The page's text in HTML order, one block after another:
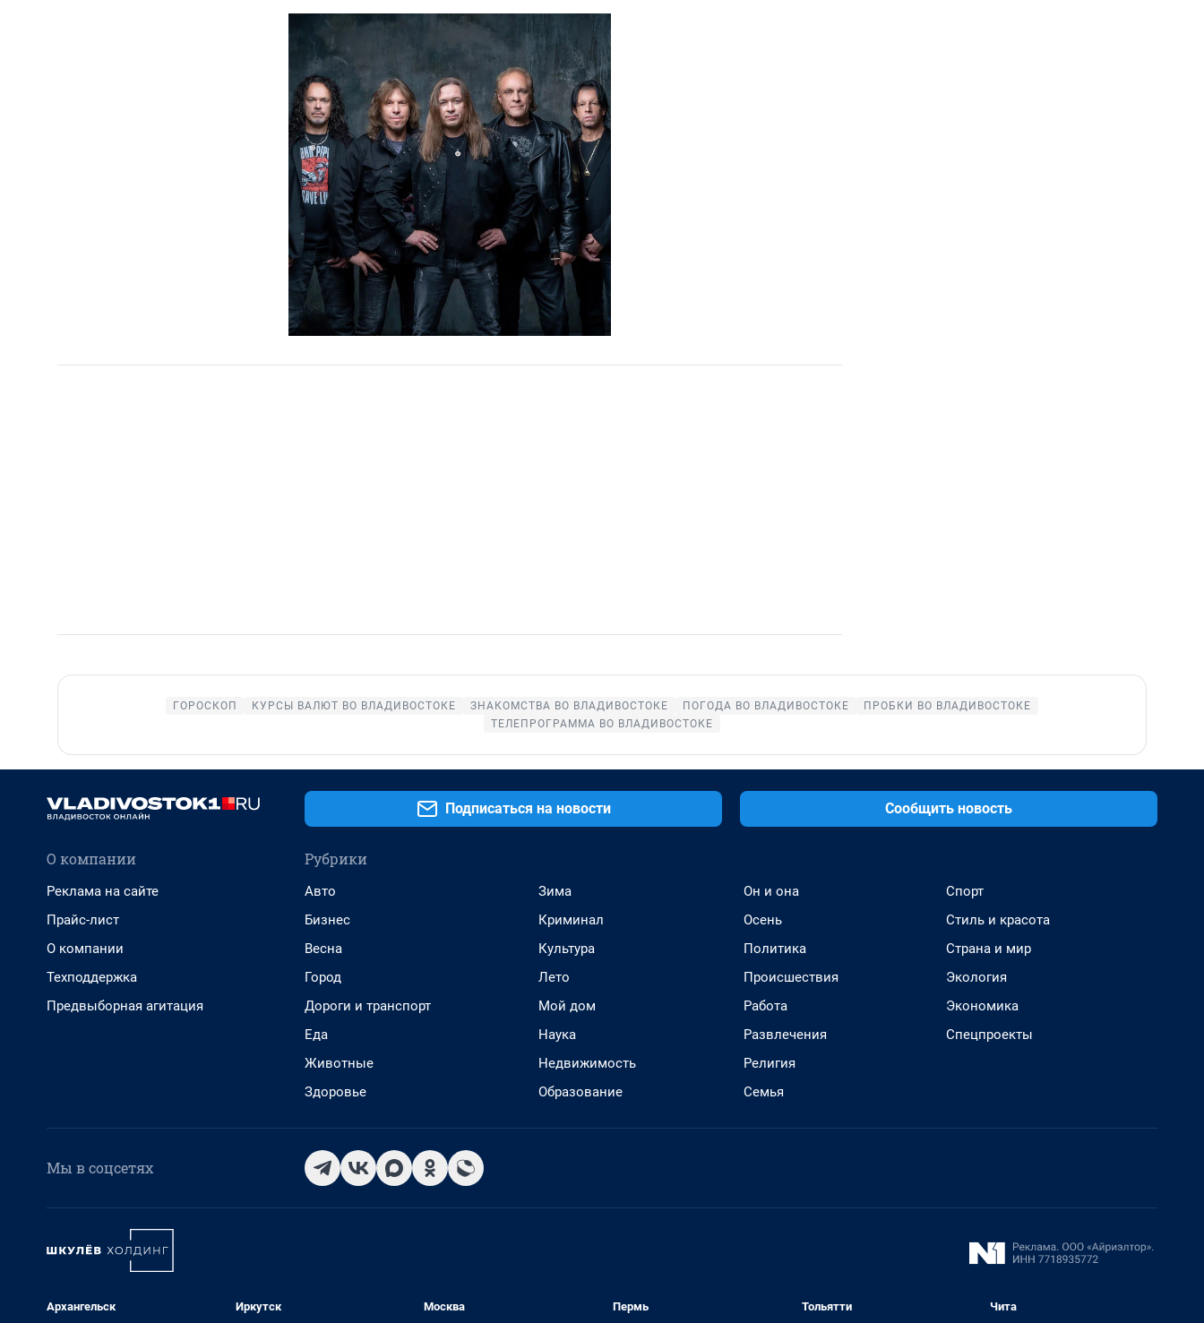
ГОРОСКОП КУРСЫ ВАЛЮТ ВО ВЛАДИВОСТОКЕ ЗНАКОМСТВА ВО ВЛАДИВОСТОКЕ ПОГОДА ВО ВЛАДИВОСТОКЕ
ПРОБКИ ВО ВЛАДИВОСТОКЕ
ТЕЛЕПРОГРАММА ВО ВЛАДИВОСТОКЕ
Подписаться на новости Сообщить новость
О компании
Реклама на сайте
Прайс-лист
О компании
Техподдержка
Предвыборная агитация
Рубрики
Авто
Бизнес
Весна
Город
Дороги и транспорт
Еда
Животные
Здоровье
Зима
Криминал
Культура
Лето
Мой дом
Наука
Недвижимость
Образование
Он и она
Осень
Политика
Происшествия
Работа
Развлечения
Религия
Семья
Спорт
Стиль и красота
Страна и мир
Экология
Экономика
Спецпроекты
Мы в соцсетях
Архангельск Иркутск Москва Пермь Тольятти Чита